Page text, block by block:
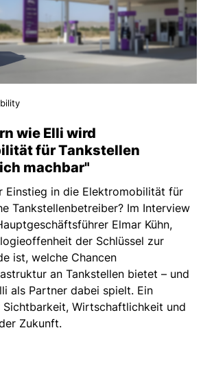
wie Elli wird
für Tankstellen
machbar"
Einstieg in die Elektromobilität für
Tankstellenbetreiber? Im Interview
Elmar Kühn,
der Schlüssel zur
ist, welche Chancen
an Tankstellen bietet – und
als Partner dabei spielt. Ein
Sichtbarkeit, Wirtschaftlichkeit und
Zukunft.